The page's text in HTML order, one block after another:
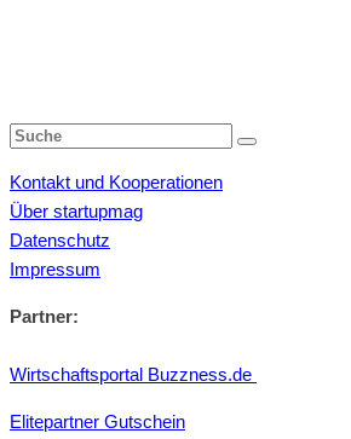
Kontakt und Kooperationen
Über startupmag
Datenschutz
Impressum
Partner:
Wirtschaftsportal Buzzness.de
Elitepartner Gutschein